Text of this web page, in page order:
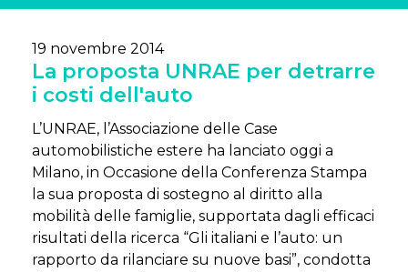
19 novembre 2014
La proposta UNRAE per detrarre
i costi dell'auto
L’UNRAE, l’Associazione delle Case
automobilistiche estere ha lanciato oggi a
Milano, in Occasione della Conferenza Stampa
la sua proposta di sostegno al diritto alla
mobilità delle famiglie, supportata dagli efficaci
risultati della ricerca “Gli italiani e l’auto: un
rapporto da rilanciare su nuove basi”, condotta